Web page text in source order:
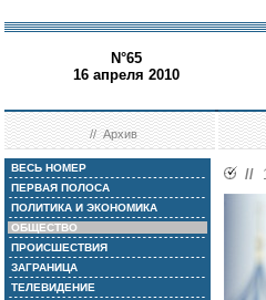
N°65
16 апреля 2010
//Архив
ВЕСЬ НОМЕР
ПЕРВАЯ ПОЛОСА
ПОЛИТИКА И ЭКОНОМИКА
ОБЩЕСТВО
ПРОИСШЕСТВИЯ
ЗАГРАНИЦА
ТЕЛЕВИДЕНИЕ
//